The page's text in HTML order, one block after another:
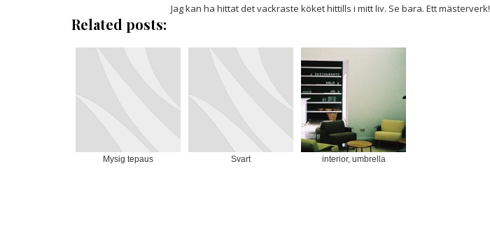
Jag kan ha hittat det vackraste köket hittills i mitt liv. Se bara. Ett mästerverk!
Related posts:
Mysig tepaus Svart interior, umbrella